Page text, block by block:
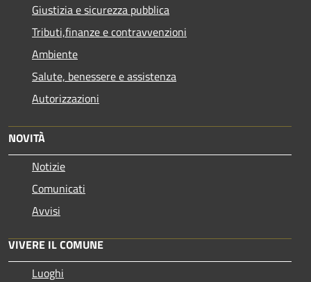
Giustizia e sicurezza pubblica
Tributi,finanze e contravvenzioni
Ambiente
Salute, benessere e assistenza
Autorizzazioni
NOVITÀ
Notizie
Comunicati
Avvisi
VIVERE IL COMUNE
Luoghi